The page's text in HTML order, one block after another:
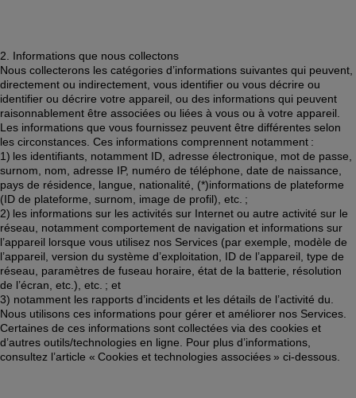
2. Informations que nous collectons
Nous collecterons les catégories d’informations suivantes qui peuvent,
directement ou indirectement, vous identifier ou vous décrire ou
identifier ou décrire votre appareil, ou des informations qui peuvent
raisonnablement être associées ou liées à vous ou à votre appareil.
Les informations que vous fournissez peuvent être différentes selon
les circonstances. Ces informations comprennent notamment :
1) les identifiants, notamment ID, adresse électronique, mot de passe,
surnom, nom, adresse IP, numéro de téléphone, date de naissance,
pays de résidence, langue, nationalité, (*)informations de plateforme
(ID de plateforme, surnom, image de profil), etc. ;
2) les informations sur les activités sur Internet ou autre activité sur le
réseau, notamment comportement de navigation et informations sur
l’appareil lorsque vous utilisez nos Services (par exemple, modèle de
l’appareil, version du système d’exploitation, ID de l’appareil, type de
réseau, paramètres de fuseau horaire, état de la batterie, résolution
de l’écran, etc.), etc. ; et
3) notamment les rapports d’incidents et les détails de l’activité du.
Nous utilisons ces informations pour gérer et améliorer nos Services.
Certaines de ces informations sont collectées via des cookies et
d’autres outils/technologies en ligne. Pour plus d’informations,
consultez l’article « Cookies et technologies associées » ci-dessous.